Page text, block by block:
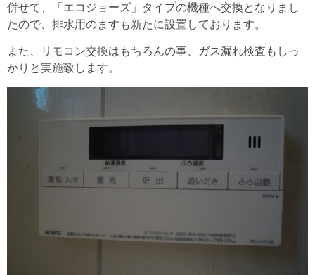
併せて、「エコジョーズ」タイプの機種へ交換となりまし
たので、排水用のますも新たに設置しております。
また、リモコン交換はもちろんの事、ガス漏れ検査もしっ
かりと実施致します。